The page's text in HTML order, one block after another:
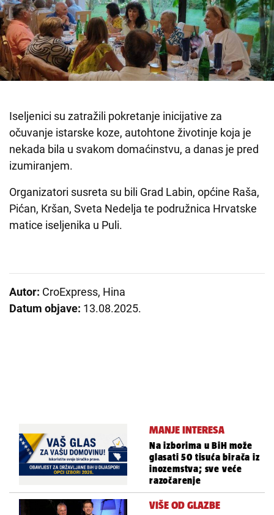
Iseljenici su zatražili pokretanje inicijative za
očuvanje istarske koze, autohtone životinje koja je
nekada bila u svakom domaćinstvu, a danas je pred
izumiranjem.
Organizatori susreta su bili Grad Labin, općine Raša,
Pićan, Kršan, Sveta Nedelja te podružnica Hrvatske
matice iseljenika u Puli.
Autor: CroExpress, Hina
Datum objave: 13.08.2025.
MANJE INTERESA
Na izborima u BiH može
glasati 50 tisuća birača iz
inozemstva; sve veće
razočarenje
VIŠE OD GLAZBE